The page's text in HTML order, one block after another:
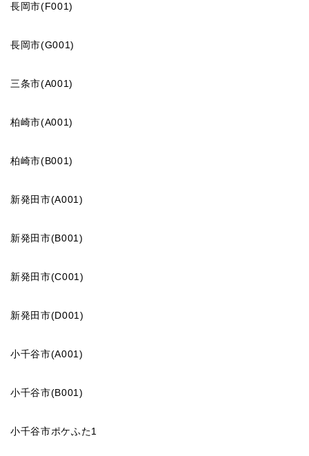
長岡市(F001)
長岡市(G001)
三条市(A001)
柏崎市(A001)
柏崎市(B001)
新発田市(A001)
新発田市(B001)
新発田市(C001)
新発田市(D001)
小千谷市(A001)
小千谷市(B001)
小千谷市ポケふた1